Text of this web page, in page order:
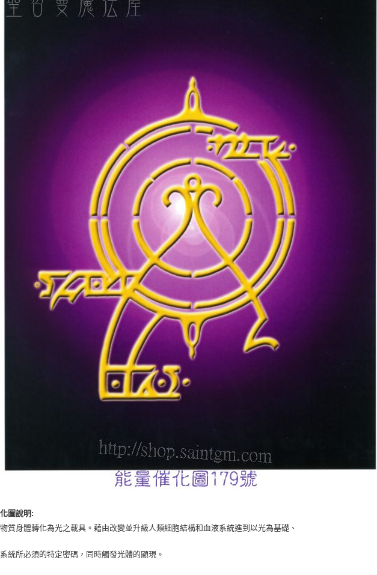
每筆NT$80，滿NT$3,000(含以上)免運
圖說明:
質身體轉化為光之載具。藉由改變並升級人類細胞結構和血液系統進到以光為基礎、
統所必須的特定密碼，同時觸發光體的顯現。